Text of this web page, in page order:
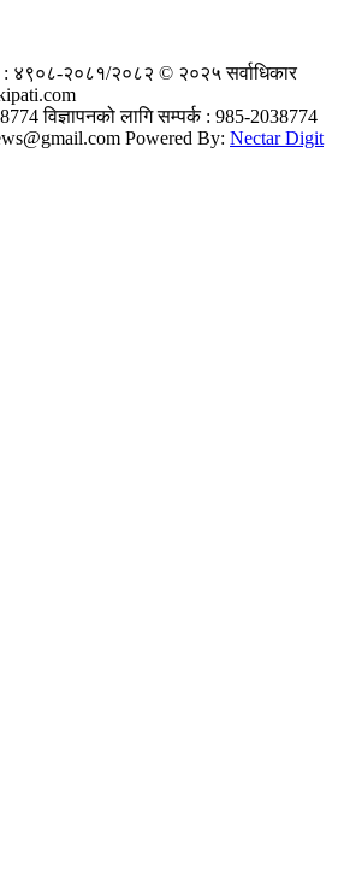
: ४९०८-२०८१/२०८२ © २०२५ सर्वाधिकार
विज्ञापनको लागि सम्पर्क : 985-2038774
Powered By: Nectar Digit